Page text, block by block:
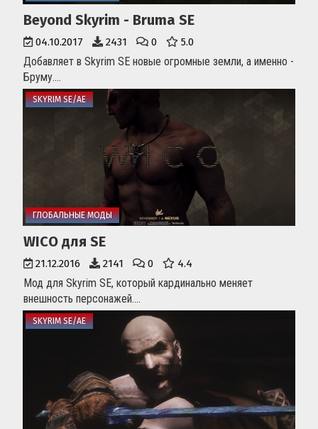
Beyond Skyrim - Bruma SE
04.10.2017 2431 0 5.0
Добавляет в Skyrim SE новые огромные земли, а именно -
Бруму....
SKYRIM SE/AE
ГЛОБАЛЬНЫЕ МОДЫ
WICO для SE
21.12.2016 2141 0 4.4
Мод для Skyrim SE, который кардинально меняет
внешность персонажей....
SKYRIM SE/AE